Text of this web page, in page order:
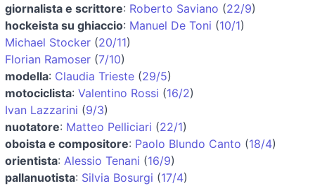
giornalista e scrittore: Roberto Saviano (22/9)
hockeista su ghiaccio: Manuel De Toni (10/1)
Michael Stocker (20/11)
Florian Ramoser (7/10)
modella: Claudia Trieste (29/5)
motociclista: Valentino Rossi (16/2)
Ivan Lazzarini (9/3)
nuotatore: Matteo Pelliciari (22/1)
oboista e compositore: Paolo Blundo Canto (18/4)
orientista: Alessio Tenani (16/9)
pallanuotista: Silvia Bosurgi (17/4)